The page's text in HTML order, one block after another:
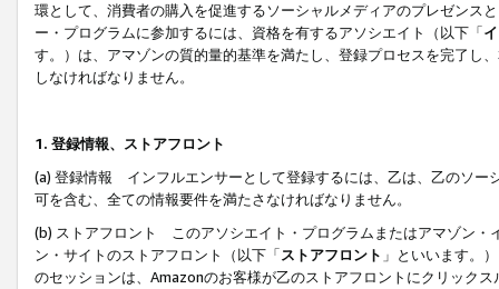
環として、消費者の購入を促進するソーシャルメディアのプレゼンス
ー・プログラムに参加するには、資格を有するアソシエイト（以下「
す。）は、アマゾンの質的量的基準を満たし、登録プロセスを完了し、
しなければなりません。
1. 登録情報、ストアフロント
(a) 登録情報 インフルエンサーとして登録するには、乙は、乙のソー
可を含む、全ての情報要件を満たさなければなりません。
(b) ストアフロント このアソシエイト・プログラムまたはアマゾン・
ン・サイトのストアフロント（以下「ストアフロント 」といいます。
のセッションは、Amazonのお客様が乙のストアフロントにクリック